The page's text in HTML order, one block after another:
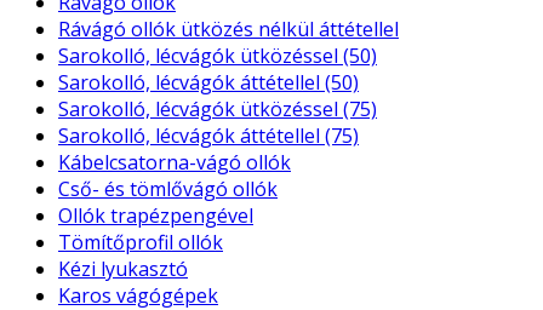
Rávágó ollók ütközés nélkül áttétellel
Sarokolló, lécvágók ütközéssel (50)
Sarokolló, lécvágók áttétellel (50)
Sarokolló, lécvágók ütközéssel (75)
Sarokolló, lécvágók áttétellel (75)
Kábelcsatorna-vágó ollók
Cső- és tömlővágó ollók
Ollók trapézpengével
Tömítőprofil ollók
Kézi lyukasztó
Karos vágógépek